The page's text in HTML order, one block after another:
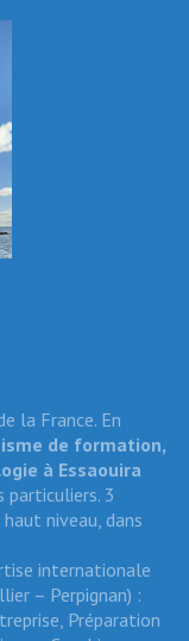
la France. En
de formation,
à Essaouira
particuliers. 3
niveau, dans
internationale
– Perpignan) :
Préparation